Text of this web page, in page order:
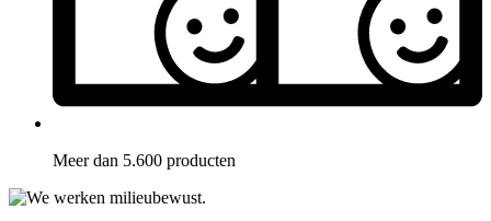
Meer dan 5.600 producten